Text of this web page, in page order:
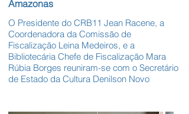
Amazonas
O Presidente do CRB11 Jean Racene, a
Coordenadora da Comissão de
Fiscalização Leina Medeiros, e a
Bibliotecária Chefe de Fiscalização Mara
Rúbia Borges reuniram-se com o Secretário
de Estado da Cultura Denilson Novo